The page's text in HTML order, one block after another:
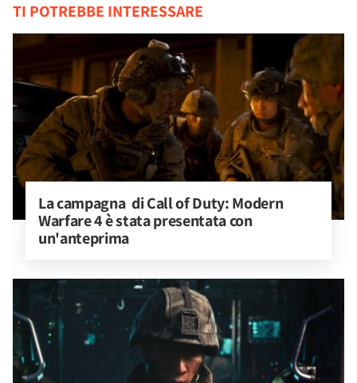
TI POTREBBE INTERESSARE
La campagna  di Call of Duty: Modern
Warfare 4 è stata presentata con
un'anteprima